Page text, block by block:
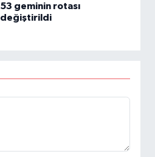
53 geminin rotası
değiştirildi